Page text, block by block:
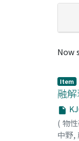
Now
Item
融
( 物
中野,